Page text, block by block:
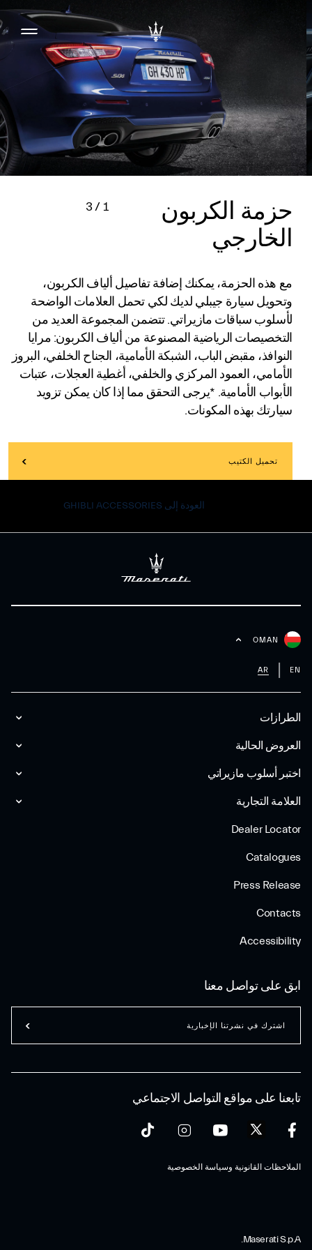
حزمة الكربون
الخارجي
1
/
3
مع هذه الحزمة، يمكنك إضافة تفاصيل ألياف الكربون،
وتحويل سيارة جيبلي لديك لكي تحمل العلامات الواضحة
لأسلوب سباقات مازيراتي. تتضمن المجموعة العديد من
التخصيصات الرياضية المصنوعة من ألياف الكربون: مرايا
النوافذ، مقبض الباب، الشبكة الأمامية، الجناح الخلفي، البروز
الأمامي، العمود المركزي والخلفي، أغطية العجلات، عتبات
الأبواب الأمامية. *يرجى التحقق مما إذا كان يمكن تزويد
سيارتك بهذه المكونات.
تحميل الكتيب
العودة إلى GHIBLI ACCESSORIES
الطرازات
العروض الحالية
اختبر أسلوب مازیراتي
العلامة التجارية
Dealer Locator
Catalogues
Press Release
Contacts
Accessibility
OMAN
EN
AR
تابعنا على مواقع التواصل الاجتماعي
الملاحظات القانونية وسياسة الخصوصية
ابق على تواصل معنا
اشترك في نشرتنا الإخبارية
Maserati S.p.A.